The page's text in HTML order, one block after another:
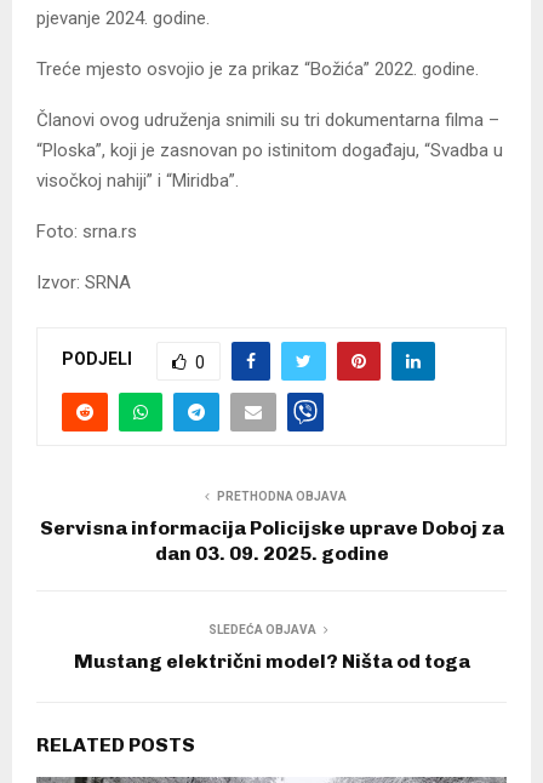
pjevanje 2024. godine.
Treće mjesto osvojio je za prikaz “Božića” 2022. godine.
Članovi ovog udruženja snimili su tri dokumentarna filma –
“Ploska”, koji je zasnovan po istinitom događaju, “Svadba u
visočkoj nahiji” i “Miridba”.
Foto: srna.rs
Izvor: SRNA
PODJELI 0
PRETHODNA OBJAVA
Servisna informacija Policijske uprave Doboj za
dan 03. 09. 2025. godine
SLEDEĆA OBJAVA
Mustang električni model? Ništa od toga
RELATED POSTS